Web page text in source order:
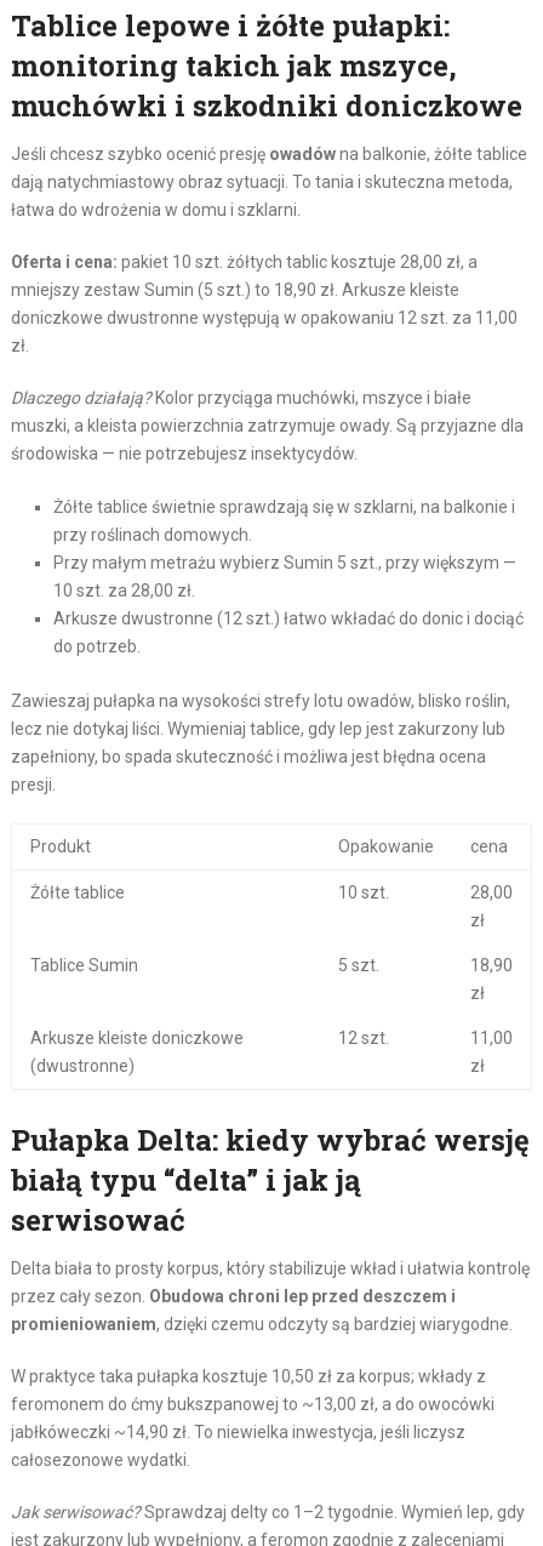
Tablice lepowe i żółte pułapki:
monitoring takich jak mszyce,
muchówki i szkodniki doniczkowe
Jeśli chcesz szybko ocenić presję owadówna balkonie, żółte tablice
dają natychmiastowy obraz sytuacji. To tania i skuteczna metoda,
łatwa do wdrożenia w domu i szklarni.
Oferta i cena: pakiet 10 szt. żółtych tablic kosztuje 28,00 zł, a
mniejszy zestaw Sumin (5 szt.) to 18,90 zł. Arkusze kleiste
doniczkowe dwustronne występują w opakowaniu 12 szt. za 11,00
zł.
Dlaczego działają?Kolor przyciąga muchówki, mszyce i białe
muszki, a kleista powierzchnia zatrzymuje owady. Są przyjazne dla
środowiska — nie potrzebujesz insektycydów.
Żółte tablice świetnie sprawdzają się w szklarni, na balkonie i
przy roślinach domowych.
Przy małym metrażu wybierz Sumin 5 szt., przy większym —
10 szt. za 28,00 zł.
Arkusze dwustronne (12 szt.) łatwo wkładać do donic i dociąć
do potrzeb.
Zawieszaj pułapka na wysokości strefy lotu owadów, blisko roślin,
lecz nie dotykaj liści. Wymieniaj tablice, gdy lep jest zakurzony lub
zapełniony, bo spada skuteczność i możliwa jest błędna ocena
presji.
Produkt Opakowanie cena
Żółte tablice 10 szt.
28,00
zł
Tablice Sumin 5 szt.
18,90
zł
Arkusze kleiste doniczkowe
(dwustronne)
12 szt.
11,00
zł
Pułapka Delta: kiedy wybrać wersję
białą typu “delta” i jak ją
serwisować
Delta biała to prosty korpus, który stabilizuje wkład i ułatwia kontrolę
przez cały sezon. Obudowa chroni lep przed deszczem i
promieniowaniem, dzięki czemu odczyty są bardziej wiarygodne.
W praktyce taka pułapka kosztuje 10,50 zł za korpus; wkłady z
feromonem do ćmy bukszpanowej to ~13,00 zł, a do owocówki
jabłkóweczki ~14,90 zł. To niewielka inwestycja, jeśli liczysz
całosezonowe wydatki.
Jak serwisować?Sprawdzaj delty co 1–2 tygodnie. Wymień lep, gdy
jest zakurzony lub wypełniony, a feromon zgodnie z zaleceniami